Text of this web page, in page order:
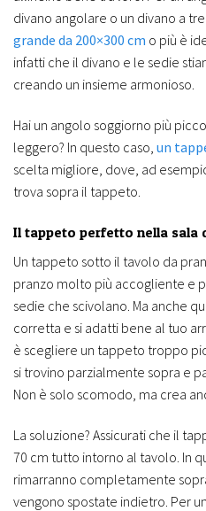
divano angolare o un divano a
grande da 200×300 cm o più è
infatti che il divano e le sedie
creando un insieme armonioso.
Hai un angolo soggiorno più
leggero? In questo caso, un
scelta migliore, dove, ad
trova sopra il tappeto.
Il tappeto perfetto nella sala
Un tappeto sotto il tavolo da
pranzo molto più accogliente e
sedie che scivolano. Ma anche
corretta e si adatti bene al tuo
è scegliere un tappeto troppo
si trovino parzialmente sopra e
Non è solo scomodo, ma crea
La soluzione? Assicurati che il
70 cm tutto intorno al tavolo. In
rimarranno completamente
vengono spostate indietro. Per